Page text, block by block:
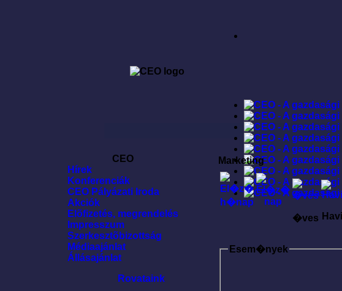
CEO
Hírek
Konferenciák
CEO Pályázati Iroda
Akciók
Elõfizetés, megrendelés
Impresszum
Szerkesztõbizottság
Médiaajánlat
Állásajánlat
Rovataink
Marketing
�ves Havi
Esem�nyek